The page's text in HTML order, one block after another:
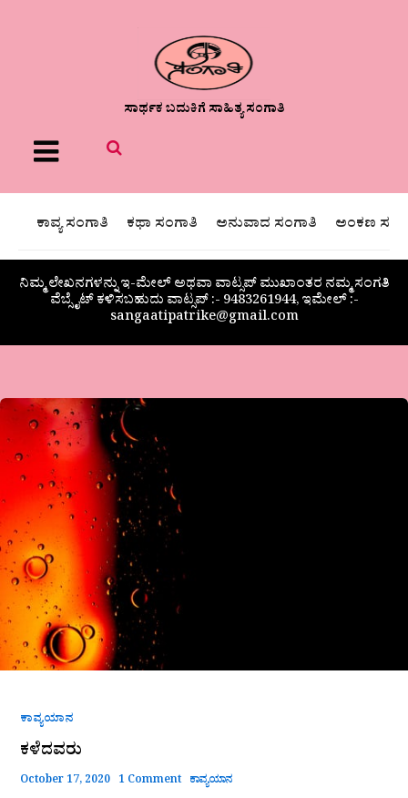
ಸಾರ್ಥಕ ಬದುಕಿಗೆ ಸಾಹಿತ್ಯ ಸಂಗಾತಿ
Menu
ಕಾವ್ಯ ಸಂಗಾತಿ ಕಥಾ ಸಂಗಾತಿ ಅನುವಾದ ಸಂಗಾತಿ ಅಂಕಣ
ನಿಮ್ಮ ಲೇಖನಗಳನ್ನು ಇ-ಮೇಲ್ ಅಥವಾ ವಾಟ್ಸಪ್ ಮುಖಾಂತರ ನಮ್ಮ ಸಂಗತಿ
ವೆಬ್ಸೈಟ್ ಕಳಿಸಬಹುದು ವಾಟ್ಸಪ್‌ :- 9483261944, ಇಮೇಲ್ :-
sangaatipatrike@gmail.com
ಕಾವ್ಯಯಾನ
ಕಳೆದವರು
October 17, 2020 1 Comment ಕಾವ್ಯಯಾನ
ಕಳೆದವರು